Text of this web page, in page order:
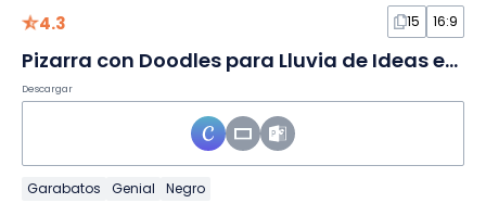
4.3 15 16:9
Pizarra con Doodles para Lluvia de Ideas en Diapositivas
Descargar
Garabatos Genial Negro